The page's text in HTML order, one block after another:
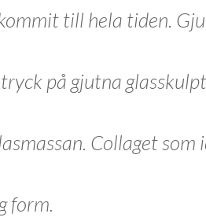
till hela tiden.
på gjutna
Collaget
form.